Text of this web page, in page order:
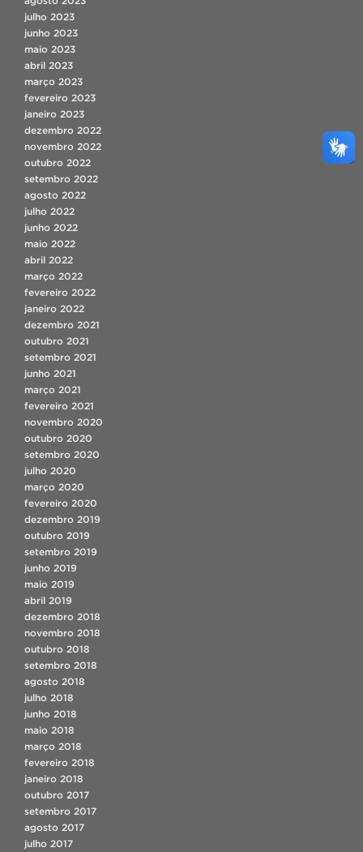
julho 2023
junho 2023
maio 2023
abril 2023
março 2023
fevereiro 2023
janeiro 2023
dezembro 2022
novembro 2022
outubro 2022
setembro 2022
agosto 2022
julho 2022
junho 2022
maio 2022
abril 2022
março 2022
fevereiro 2022
janeiro 2022
dezembro 2021
outubro 2021
setembro 2021
junho 2021
março 2021
fevereiro 2021
novembro 2020
outubro 2020
setembro 2020
julho 2020
março 2020
fevereiro 2020
dezembro 2019
outubro 2019
setembro 2019
junho 2019
maio 2019
abril 2019
dezembro 2018
novembro 2018
outubro 2018
setembro 2018
agosto 2018
julho 2018
junho 2018
maio 2018
março 2018
fevereiro 2018
janeiro 2018
outubro 2017
setembro 2017
agosto 2017
julho 2017